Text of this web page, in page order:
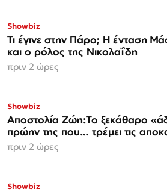
Showbiz
Τι έγινε στην Πάρο; Η ένταση
και ο ρόλος της Νικολαΐδη
πριν 2 ώρες
Showbiz
Αποστολία Ζώη:Το ξεκάθαρο
πρώην της που… τρέμει τις
πριν 2 ώρες
Showbiz